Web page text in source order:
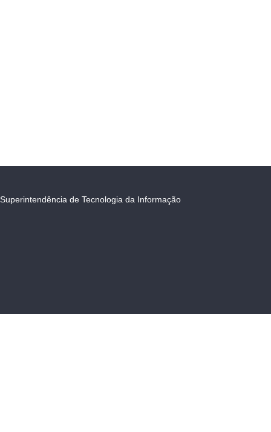
Superintendência de Tecnologia da Informação